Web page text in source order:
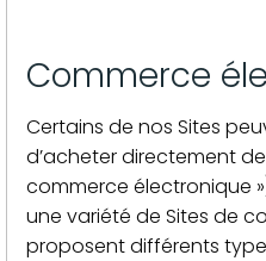
Commerce
Certains de nos Sites
d’acheter directement
commerce électronique
une variété de Sites de
proposent différents